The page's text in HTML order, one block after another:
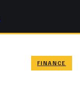
FINANCE